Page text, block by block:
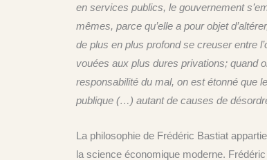
en services publics, le gouvernement
mêmes, parce qu’elle a pour objet
de plus en plus profond se creuser entre
vouées aux plus dures privations; quand
responsabilité du mal, on est étonné que
publique (…) autant de causes de
La philosophie de Frédéric Bastiat
la science économique moderne.